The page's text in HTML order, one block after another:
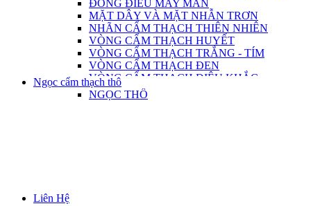
ĐỒNG ĐIẾU MAY MẮN
MẶT DÂY VÀ MẶT NHẪN TRƠN
NHÃN CẨM THẠCH THIÊN NHIÊN
VÒNG CẨM THẠCH HUYẾT
VÒNG CẨM THẠCH TRẮNG - TÍM
VÒNG CẨM THẠCH ĐEN
VÒNG CẨM THẠCH ĐIÊU KHẮC
VÒNG CẨM THẠCH DÀNH CHO NAM
CHUỖI CẨM THẠCH THIÊN NHIÊN
Ngọc cẩm thạch thô
NGỌC THÔ
Liên Hệ